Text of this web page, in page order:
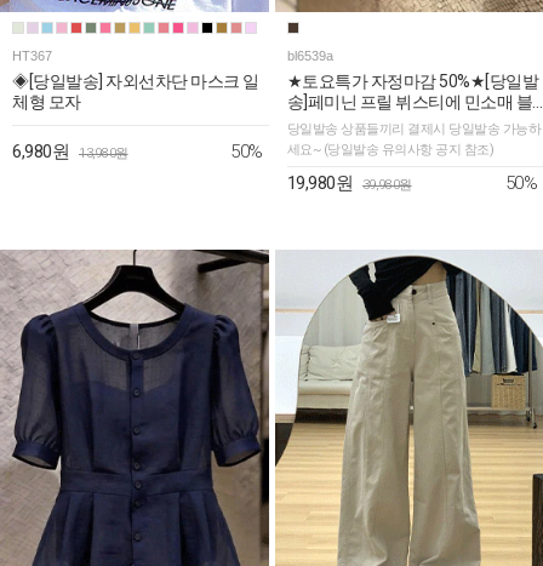
HT367
◈[당일발송] 자외선차단 마스크 일
체형 모자
6,980원 13,980원 50%
bl6539a
★토요특가 자정마감 50%★[당일발
송]페미닌 프릴 뷔스티에 민소매 블
라우스
당일발송 상품들끼리 결제시 당일발송 가능하
세요~ (당일발송 유의사항 공지 참조)
19,980원 39,980원 50%